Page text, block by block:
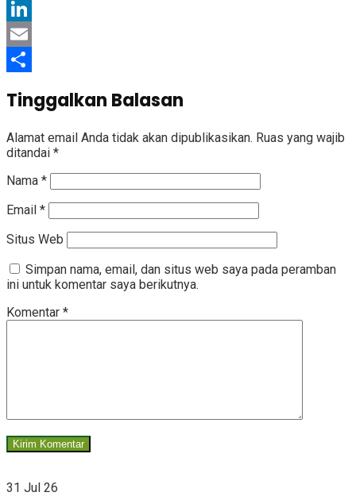
X
LinkedIn
Email
Tinggalkan Balasan
Alamat email Anda tidak akan dipublikasikan. Ruas yang wajib
ditandai *
Nama *
Email *
Situs Web
Simpan nama, email, dan situs web saya pada peramban
ini untuk komentar saya berikutnya.
Komentar *
31 Jul 26